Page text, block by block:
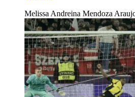
Melissa Andreina Mendoza